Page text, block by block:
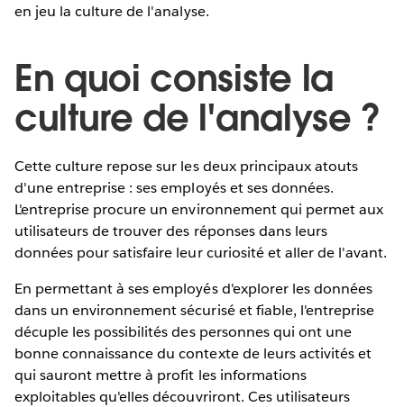
en jeu la culture de l'analyse.
En quoi consiste la
culture de l'analyse ?
Cette culture repose sur les deux principaux atouts
d'une entreprise : ses employés et ses données.
L'entreprise procure un environnement qui permet aux
utilisateurs de trouver des réponses dans leurs
données pour satisfaire leur curiosité et aller de l'avant.
En permettant à ses employés d'explorer les données
dans un environnement sécurisé et fiable, l'entreprise
décuple les possibilités des personnes qui ont une
bonne connaissance du contexte de leurs activités et
qui sauront mettre à profit les informations
exploitables qu'elles découvriront. Ces utilisateurs